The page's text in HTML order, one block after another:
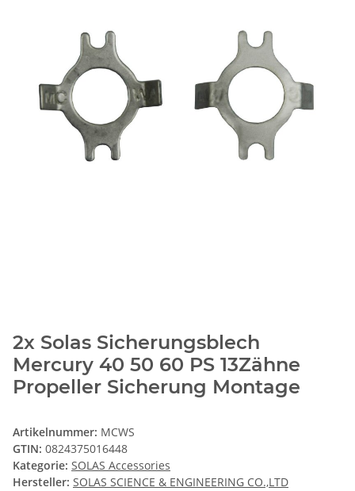
2x Solas Sicherungsblech
Mercury 40 50 60 PS 13Zähne
Propeller Sicherung Montage
Artikelnummer: MCWS
GTIN: 0824375016448
Kategorie: SOLAS Accessories
Hersteller: SOLAS SCIENCE & ENGINEERING CO.,LTD